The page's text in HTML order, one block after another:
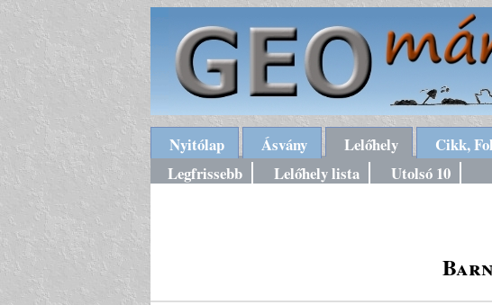
Nyitólap Ásvány Lelőhely Cikk,
Legfrissebb
Lelőhely lista Utolsó 10